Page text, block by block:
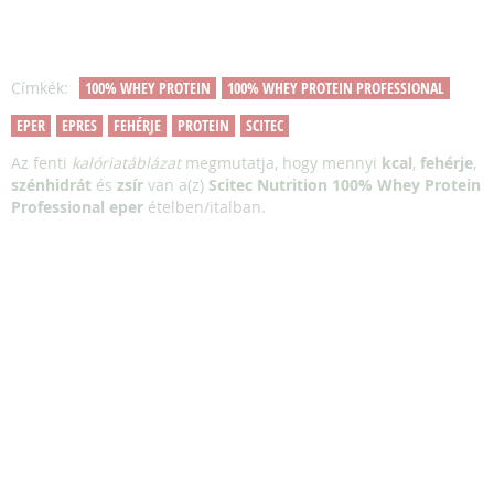
Címkék: 100% WHEY PROTEIN
100% WHEY PROTEIN PROFESSIONAL
EPER
EPRES FEHÉRJE PROTEIN
SCITEC
Az fenti kalóriatáblázatmegmutatja, hogy mennyi kcal, fehérje,
szénhidrát és zsír van a(z) Scitec Nutrition 100% Whey Protein
Professional eper ételben/italban.